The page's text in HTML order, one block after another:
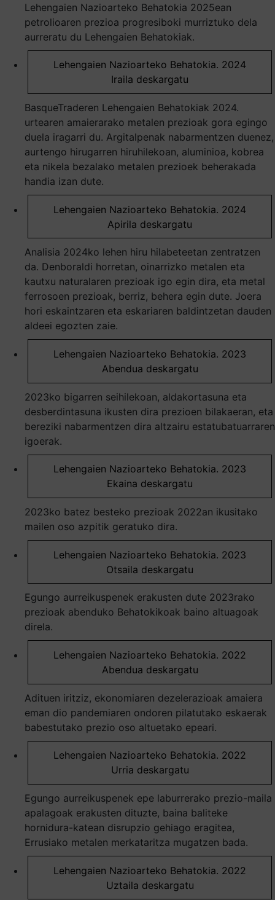
Lehengaien Nazioarteko Behatokia 2025ean
petrolioaren prezioa progresiboki murriztuko dela
aurreratu du Lehengaien Behatokiak.
Lehengaien Nazioarteko Behatokia. 2024
Iraila deskargatu
BasqueTraderen Lehengaien Behatokiak 2024.
urtearen amaierarako metalen prezioak gora egingo
duela iragarri du. Argitalpenak nabarmentzen duenez,
aurtengo hirugarren hiruhilekoan, aluminioa, kobrea
eta nikela bezalako metalen prezioek beherakada
handia izan dute.
Lehengaien Nazioarteko Behatokia. 2024
Apirila deskargatu
Analisia 2024ko lehen hiru hilabeteetan zentratzen
da. Denboraldi horretan, oinarrizko metalen eta
kautxu naturalaren prezioak igo egin dira, eta metal
ferrosoen prezioak, berriz, behera egin dute. Joera
hori eskaintzaren eta eskariaren baldintzetan dauden
aldeei egozten zaie.
Lehengaien Nazioarteko Behatokia. 2023
Abendua deskargatu
2023ko bigarren seihilekoan, aldakortasuna eta
desberdintasuna ikusten dira prezioen bilakaeran, eta
bereziki nabarmentzen dira altzairu estatubatuarraren
igoerak.
Lehengaien Nazioarteko Behatokia. 2023
Ekaina deskargatu
2023ko batez besteko prezioak 2022an ikusitako
mailen oso azpitik geratuko dira.
Lehengaien Nazioarteko Behatokia. 2023
Otsaila deskargatu
Egungo aurreikuspenek erakusten dute 2023rako
prezioak abenduko Behatokikoak baino altuagoak
direla.
Lehengaien Nazioarteko Behatokia. 2022
Abendua deskargatu
Adituen iritziz, ekonomiaren dezelerazioak amaiera
eman dio pandemiaren ondoren pilatutako eskaerak
babestutako prezio oso altuetako epeari.
Lehengaien Nazioarteko Behatokia. 2022
Urria deskargatu
Egungo aurreikuspenek epe laburrerako prezio-maila
apalagoak erakusten dituzte, baina baliteke
hornidura-katean disrupzio gehiago eragitea,
Errusiako metalen merkataritza mugatzen bada.
Lehengaien Nazioarteko Behatokia. 2022
Uztaila deskargatu